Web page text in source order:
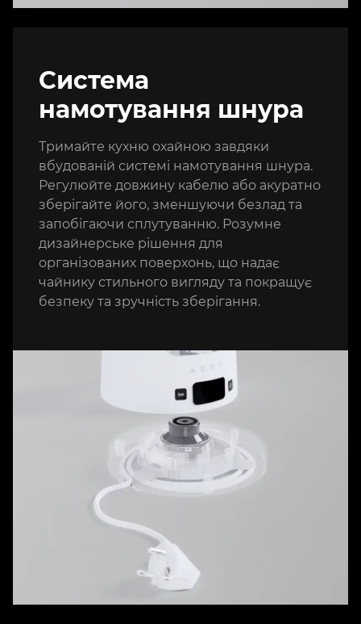
Система
намотування шнура
Тримайте кухню охайною завдяки
вбудованій системі намотування шнура.
Регулюйте довжину кабелю або акуратно
зберігайте його, зменшуючи безлад та
запобігаючи сплутуванню. Розумне
дизайнерське рішення для
організованих поверхонь, що надає
чайнику стильного вигляду та покращує
безпеку та зручність зберігання.